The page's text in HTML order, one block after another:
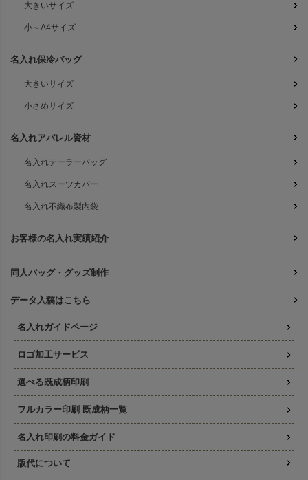
大きいサイズ
小～A4サイズ
名入れ保冷バッグ
大きいサイズ
小さめサイズ
名入れアパレル資材
名入れテーラーバッグ
名入れスーツカバー
名入れ不織布製内袋
お客様の名入れ実績紹介
同人バッグ・グッズ制作
データ入稿はこちら
名入れガイドページ
ロゴ加工サービス
選べる既成柄印刷
フルカラー印刷 既成柄一覧
名入れ印刷の料金ガイド
版代について